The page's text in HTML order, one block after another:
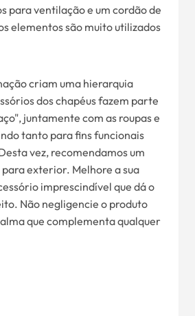
para ventilação e um cordão de
elementos são muito utilizados
criam uma hierarquia
dos chapéus fazem parte
juntamente com as roupas e
tanto para fins funcionais
vez, recomendamos um
exterior. Melhore a sua
imprescindível que dá o
Não negligencie o produto
que complementa qualquer